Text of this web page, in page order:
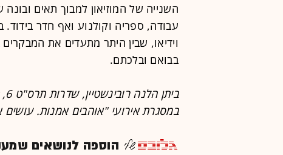
השנייה של המוזיאון למבוך תאים
עבודה, ספריה וקולנוע ואף חדר בידוד.
וידיאו, שבין היתר מתעדים את
בבואם ובלכתם.
במסגרת אירועי "אוהבים אמנות. עושים
הוספה לנושאים